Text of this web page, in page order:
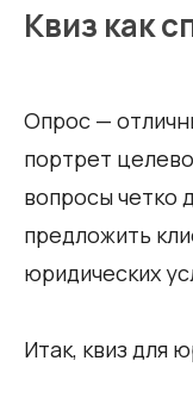
Квиз как
Опрос —
портрет
вопросы четко
предложить
юридических
Итак, квиз для